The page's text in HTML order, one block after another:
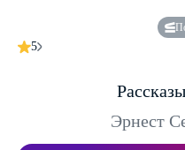
5
Эрнест